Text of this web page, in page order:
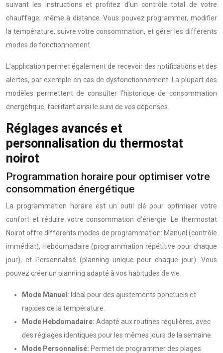
suivant les instructions et profitez d’un contrôle total de votre
chauffage, même à distance. Vous pouvez programmer, modifier
la température, suivre votre consommation, et gérer les différents
modes de fonctionnement.
L’application permet également de recevoir des notifications et des
alertes, par exemple en cas de dysfonctionnement. La plupart des
modèles permettent de consulter l’historique de consommation
énergétique, facilitant ainsi le suivi de vos dépenses.
Réglages avancés et
personnalisation du thermostat
noirot
Programmation horaire pour optimiser votre
consommation énergétique
La programmation horaire est un outil clé pour optimiser votre
confort et réduire votre consommation d’énergie. Le thermostat
Noirot offre différents modes de programmation: Manuel (contrôle
immédiat), Hebdomadaire (programmation répétitive pour chaque
jour), et Personnalisé (planning unique pour chaque jour). Vous
pouvez créer un planning adapté à vos habitudes de vie.
Mode Manuel: Idéal pour des ajustements ponctuels et
rapides de la température.
Mode Hebdomadaire: Adapté aux routines régulières, avec
des réglages identiques pour les mêmes jours de la semaine.
Mode Personnalisé: Permet de programmer des plages